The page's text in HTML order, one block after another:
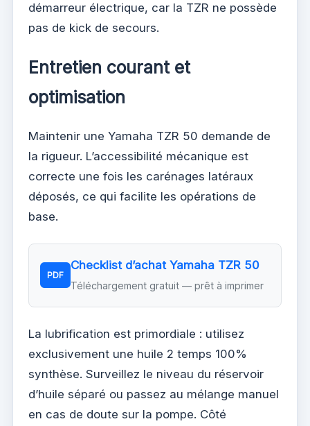
démarreur électrique, car la TZR ne possède
pas de kick de secours.
Entretien courant et
optimisation
Maintenir une Yamaha TZR 50 demande de
la rigueur. L’accessibilité mécanique est
correcte une fois les carénages latéraux
déposés, ce qui facilite les opérations de
base.
PDF
Checklist d’achat Yamaha TZR 50
Téléchargement gratuit — prêt à imprimer
La lubrification est primordiale : utilisez
exclusivement une huile 2 temps 100%
synthèse. Surveillez le niveau du réservoir
d’huile séparé ou passez au mélange manuel
en cas de doute sur la pompe. Côté